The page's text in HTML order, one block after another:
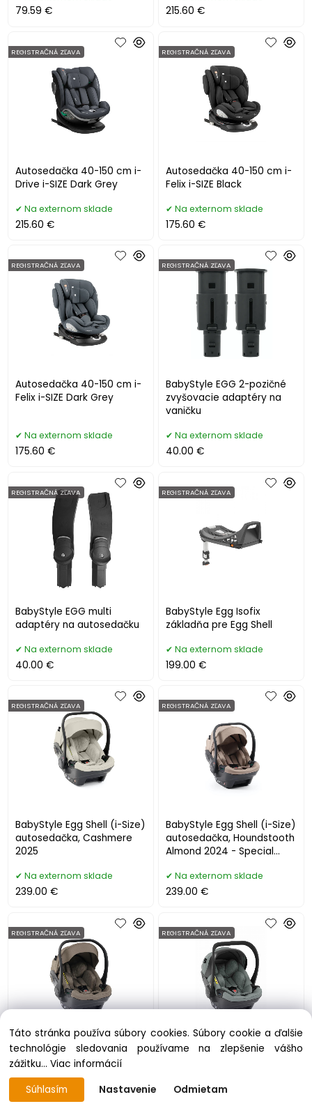
79.59 € 215.60 €
Autosedačka 40-150 cm i-
Drive i-SIZE Dark Grey
REGISTRAČNÁ ZĽAVA
Na externom sklade
215.60 €
Autosedačka 40-150 cm i-
Felix i-SIZE Black
REGISTRAČNÁ ZĽAVA
Na externom sklade
175.60 €
Autosedačka 40-150 cm i-
Felix i-SIZE Dark Grey
REGISTRAČNÁ ZĽAVA
Na externom sklade
175.60 €
BabyStyle EGG 2-pozičné
zvyšovacie adaptéry na
vaničku
REGISTRAČNÁ ZĽAVA
Na externom sklade
40.00 €
BabyStyle EGG multi
adaptéry na autosedačku
REGISTRAČNÁ ZĽAVA
Na externom sklade
40.00 €
BabyStyle Egg Isofix
základňa pre Egg Shell
REGISTRAČNÁ ZĽAVA
Na externom sklade
199.00 €
BabyStyle Egg Shell (i-Size)
autosedačka, Cashmere
2025
REGISTRAČNÁ ZĽAVA
Na externom sklade
239.00 €
BabyStyle Egg Shell (i-Size)
autosedačka, Houndstooth
Almond 2024 - Special
REGISTRAČNÁ ZĽAVA
Na externom sklade
239.00 €
BabyStyle Egg Shell (i-Size)
autosedačka, Mink 2024
REGISTRAČNÁ ZĽAVA
Na externom sklade
BabyStyle Egg Shell (i-Size)
REGISTRAČNÁ ZĽAVA
Táto stránka používa súbory cookies. Súbory cookie a ďalšie
technológie sledovania používame na zlepšenie vášho
zážitku... Viac informácií
Súhlasím
Nastavenie Odmietam